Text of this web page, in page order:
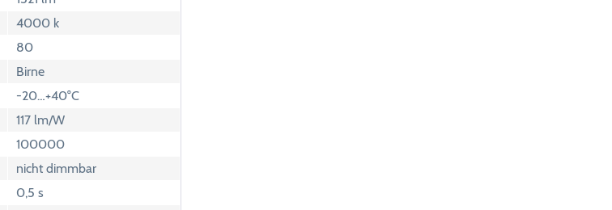
4000 k
80
Birne
-20…+40°C
117 lm/W
100000
nicht dimmbar
0,5 s